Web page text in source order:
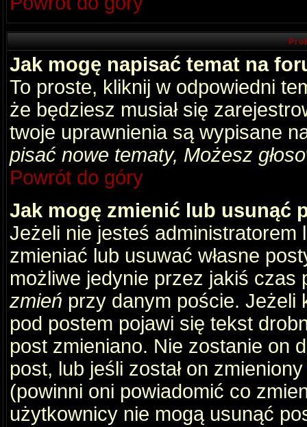
Jak mogę napisać temat na
To proste, kliknij w odpowiedni
że będziesz musiał się
twoje uprawnienia są wypisane
pisać nowe tematy, Możesz
Powrót do góry
Jak mogę zmienić lub usunąć
Jeżeli nie jesteś
zmieniać lub usuwać własne
możliwe jedynie przez jakiś
zmień przy danym poście. Jeżeli
pod postem pojawi się tekst
post zmieniano. Nie zostanie on
post, lub jeśli został on
(powinni oni powiadomić co
użytkownicy nie mogą usunąć